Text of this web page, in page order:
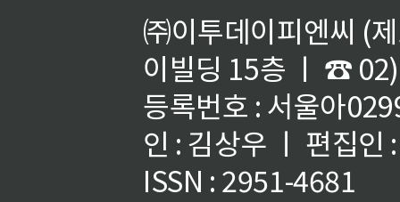
㈜이투데이피엔씨 (
이빌딩 15층 ㅣ ☎
등록번호 : 서울아
인 : 김상우 ㅣ 편집인
ISSN : 2951-4681